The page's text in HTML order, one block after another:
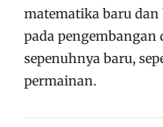
matematika baru
pada
sepenuhnya baru,
permainan.